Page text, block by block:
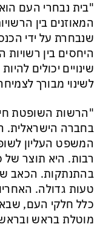
"בית נבחרי העם
המאוזנים בין
שנבחרת על ידי
היחסים בין רשויות
שינויים יכולים
לשינוי מבורך
"הרשות השופטת
בחברה הישראלית.
המשפט העליון
רבות. היא תוצר
בהתנתקות. הכאב
טעות גדולה.
כלל חלקי העם,
מוטלת בראש